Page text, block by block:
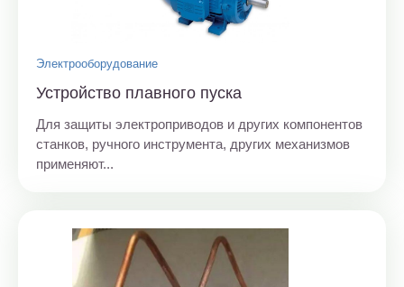
Электрооборудование
Устройство плавного пуска
Для защиты электроприводов и других компонентов
станков, ручного инструмента, других механизмов
применяют...